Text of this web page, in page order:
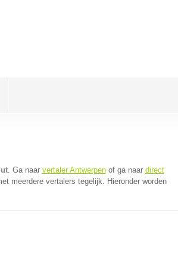
. Ga naar vertaler Antwerpenof ga naar direct
meerdere vertalers tegelijk. Hieronder worden